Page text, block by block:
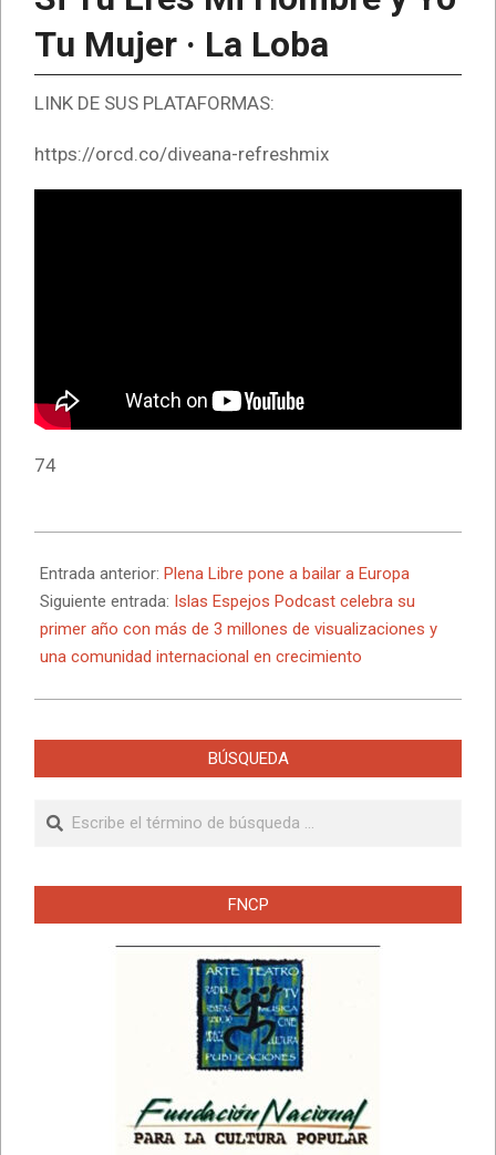
Tu Mujer · La Loba
LINK DE SUS PLATAFORMAS:
https://orcd.co/diveana-refreshmix
74
05-
21
Entrada anterior: Plena Libre pone a bailar a Europa
Siguiente entrada: Islas Espejos Podcast celebra su
primer año con más de 3 millones de visualizaciones y
una comunidad internacional en crecimiento
BÚSQUEDA
Buscar
FNCP